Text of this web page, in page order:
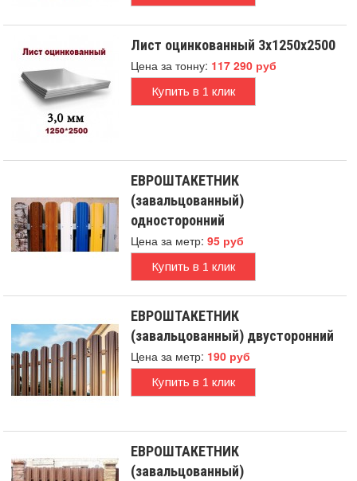
Лист оцинкованный 3х1250х2500
Цена за тонну: 117 290 руб
Купить в 1 клик
ЕВРОШТАКЕТНИК
(завальцованный)
односторонний
Цена за метр:95 руб
Купить в 1 клик
ЕВРОШТАКЕТНИК
(завальцованный) двусторонний
Цена за метр: 190 руб
Купить в 1 клик
ЕВРОШТАКЕТНИК
(завальцованный)